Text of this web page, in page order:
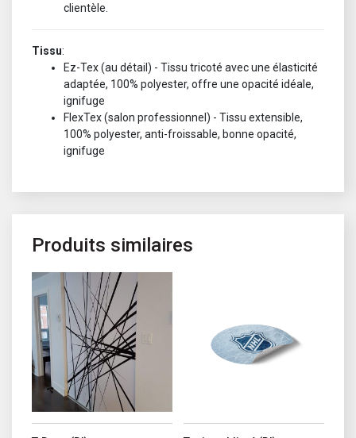
clientèle.
Tissu:
Ez-Tex (au détail) - Tissu tricoté avec une élasticité
adaptée, 100% polyester, offre une opacité idéale,
ignifuge
FlexTex (salon professionnel) - Tissu extensible,
100% polyester, anti-froissable, bonne opacité,
ignifuge
Produits similaires
Ce produit a plusieurs variations. Les options peuvent être